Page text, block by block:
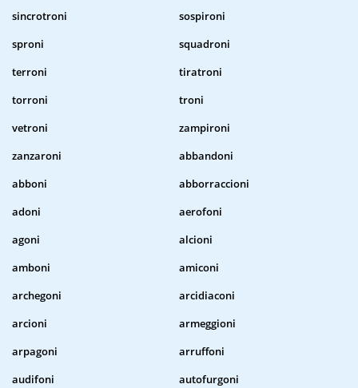
sincrotroni
sospironi
sproni
squadroni
terroni
tiratroni
torroni
troni
vetroni
zampironi
zanzaroni
abbandoni
abboni
abborraccioni
adoni
aerofoni
agoni
alcioni
amboni
amiconi
archegoni
arcidiaconi
arcioni
armeggioni
arpagoni
arruffoni
audifoni
autofurgoni